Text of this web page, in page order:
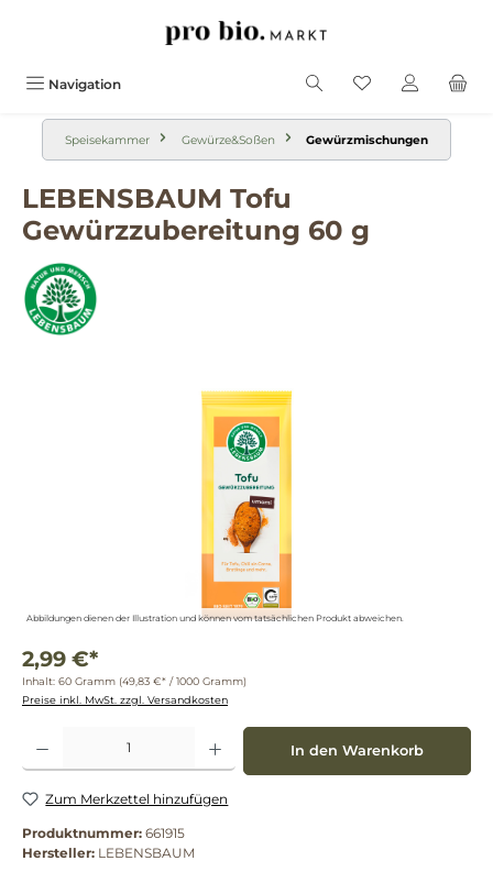
Navigation
Speisekammer Gewürze&Soßen Gewürzmischungen
LEBENSBAUM Tofu
Gewürzzubereitung 60 g
Abbildungen dienen der Illustration und können vom tatsächlichen Produkt abweichen.
2,99 €*
Inhalt: 60 Gramm (49,83 €* / 1000 Gramm)
Preise inkl. MwSt. zzgl. Versandkosten
Produkt Anzahl: Gib den gewünschten Wert ein oder benutze die Schaltflächen um
In den Warenkorb
Zum Merkzettel hinzufügen
Produktnummer: 661915
Hersteller: LEBENSBAUM